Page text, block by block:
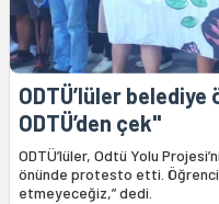
ODTÜ’lüler
ODTÜ’den çek"
ODTÜ’lüler, Odtü Yolu
önünde protesto etti.
etmeyeceğiz,” dedi.